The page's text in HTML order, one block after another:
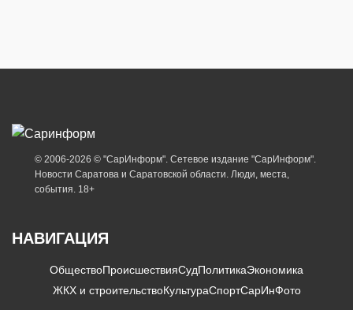
© 2006-2026 © "СарИнформ". Сетевое издание "СарИнформ".
Новости Саратова и Саратовской области. Люди, места,
события. 18+
НАВИГАЦИЯ
ОбществоПроисшествияСудПолитикаЭкономика
ЖКХ и строительствоКультураСпортСарИнФото